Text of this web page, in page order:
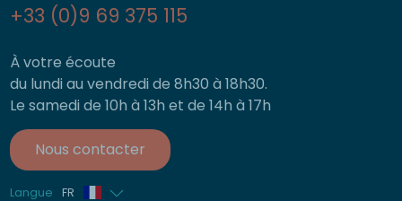
+33 (0)9 69 375 115
À votre écoute
du lundi au vendredi de 8h30 à 18h30.
Le samedi de 10h à 13h et de 14h à 17h
Nous contacter
Langue FR